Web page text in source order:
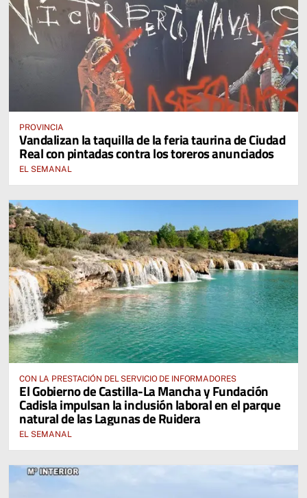
PROVINCIA
Vandalizan la taquilla de la feria taurina de Ciudad
Real con pintadas contra los toreros anunciados
EL SEMANAL
CON LA PRESTACIÓN DEL SERVICIO DE INFORMADORES
El Gobierno de Castilla-La Mancha y Fundación
Cadisla impulsan la inclusión laboral en el parque
natural de las Lagunas de Ruidera
EL SEMANAL